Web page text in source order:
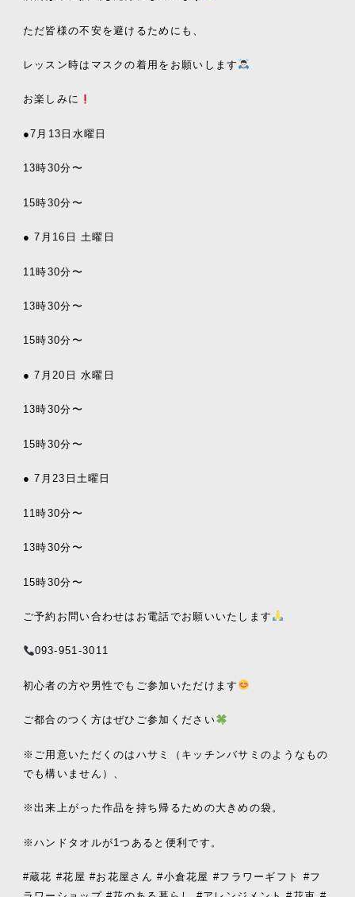
ただ皆様の不安を避けるためにも、
レッスン時はマスクの着用をお願いします
お楽しみに
●7月13日水曜日
13時30分〜
15時30分〜
● 7 月16 日 土曜日
11時30分〜
13時30分〜
15時30分〜
● 7 月 20 日 水曜日
13時30分〜
15時30分〜
● 7 月 23 日土曜日
11時30分〜
13時30分〜
15時30分〜
ご予約お問い合わせはお電話でお願いいたします
093-951-3011
初心者の方や男性でもご参加いただけます
ご都合のつく方はぜひご参加ください
※ ご用意いただくのはハサミ（キッチンバサミのようなもの
でも構いません）、
※出来上がった作品を持ち帰るための大きめの袋。
※ハンドタオルが1つあると便利です。
#蔵花 #花屋 #お花屋さん #小倉花屋 #フラワーギフト #フ